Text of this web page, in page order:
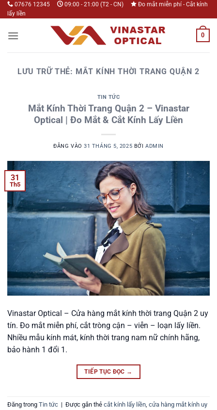
Bỏ
qua
dung
07676 12345 09:00 - 21:00 (T2 - CN)
Đo mắt miễn phí - Cắt kính
lấy liền
0
LƯU TRỮ THẺ: MẮT KÍNH THỜI TRANG QUẬN 2
TIN TỨC
Mắt Kính Thời Trang Quận 2 – Vinastar
Optical | Đo Mắt & Cắt Kính Lấy Liền
ĐĂNG VÀO31 THÁNG 5, 2025 BỞI ADMIN
31
Th5
Vinastar Optical – Cửa hàng mắt kính thời trang Quận 2 uy
tín. Đo mắt miễn phí, cắt tròng cận – viễn – loạn lấy liền.
Nhiều mẫu kính mát, kính thời trang nam nữ chính hãng,
bảo hành 1 đổi 1.
TIẾP TỤC ĐỌC →
Đăng trong Tin tức | Được gắn thẻ cắt kính lấy liền, cửa hàng mắt kính uy